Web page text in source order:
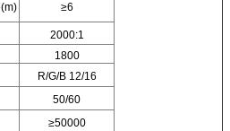
≥6
2000:1
1800
R/G/B 12/16
50/60
≥50000